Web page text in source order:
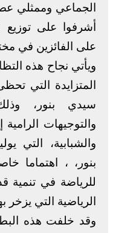
الجماعي وممثلي
أشرفوا على توزيع
على الفائزين في
ويأتي نجاح هذه
المتزايدة التي
سيدي بنور،
والتوجيهات
والشبابية، التي
بنور، ، اهتماما
للرياضة في تنمية
الرياضية التي يزخر
وقد خلفت هذه